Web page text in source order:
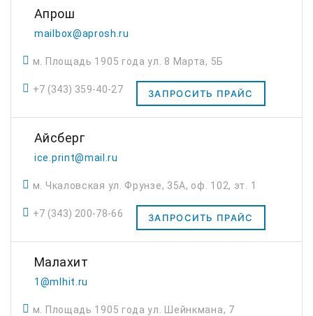
Апрош
mailbox@aprosh.ru
м. Площадь 1905 года ул. 8 Марта, 5Б
+7 (343) 359-40-27 ЗАПРОСИТЬ ПРАЙС
Айсберг
ice.print@mail.ru
м. Чкаловская ул. Фрунзе, 35А, оф. 102, эт. 1
+7 (343) 200-78-66 ЗАПРОСИТЬ ПРАЙС
Малахит
1@mlhit.ru
м. Площадь 1905 года ул. Шейнкмана, 7